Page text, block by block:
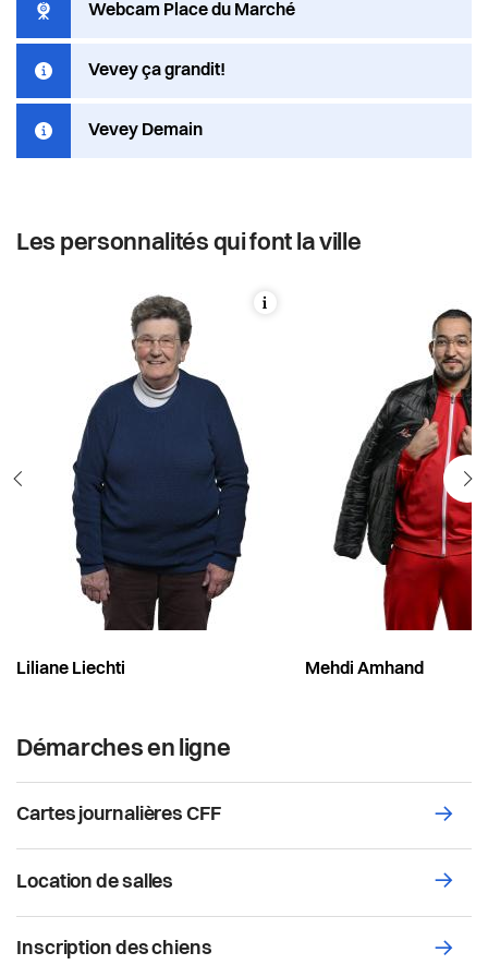
Webcam Place du Marché
Vevey ça grandit!
Vevey Demain
Les personnalités qui font la ville
Liliane Liechti Mehdi Amhand
Démarches en ligne
Cartes journalières CFF →
Location de salles →
Inscription des chiens →